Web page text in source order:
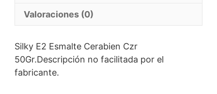
Valoraciones (0)
Silky E2 Esmalte Cerabien Czr
50Gr.Descripción no facilitada por el
fabricante.